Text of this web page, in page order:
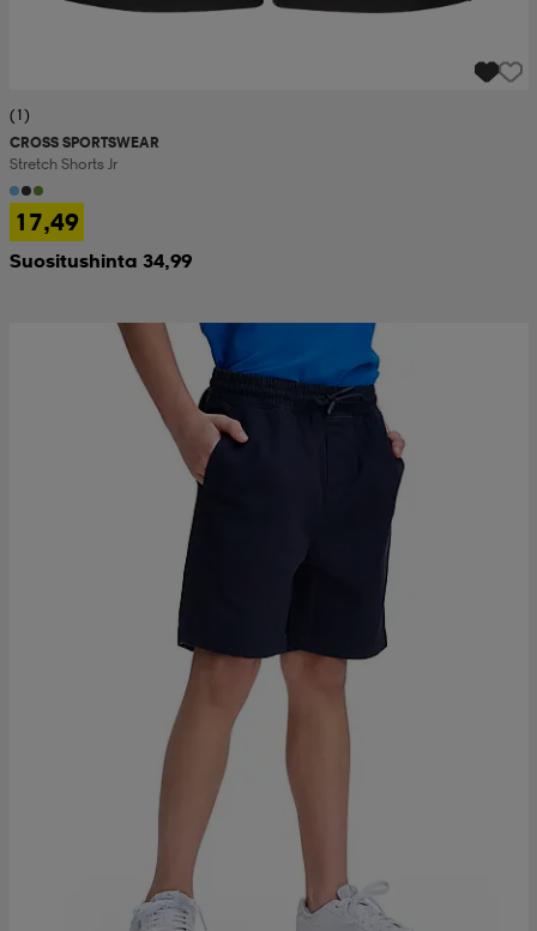
(1)
CROSS SPORTSWEAR
Stretch Shorts Jr
17,49
Suositushinta 34,99